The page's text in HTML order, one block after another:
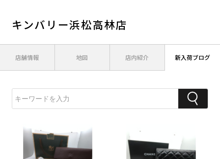
キンバリー浜松高林店
店舗情報 地図 店内紹介 新入荷ブログ